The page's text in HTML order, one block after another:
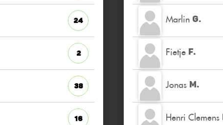
24
2
38
16
Marlin G.
Fietje F.
Jonas M.
Henri Clemens